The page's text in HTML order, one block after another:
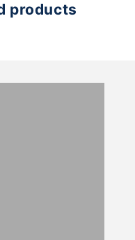
products